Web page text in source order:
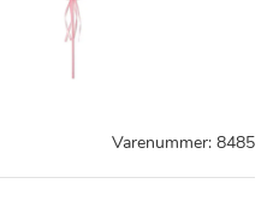
Varenummer: 8485